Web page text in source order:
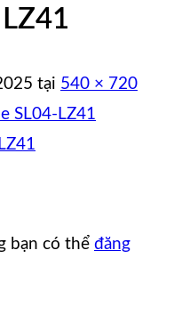
tại 540 × 720
SL04-LZ41
bạn có thể đăng